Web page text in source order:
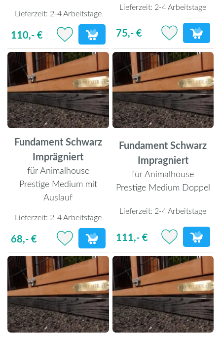
Lieferzeit: 2-4 Arbeitstage
110,- €
Lieferzeit: 2-4 Arbeitstage
75,- €
Fundament Schwarz
Imprägniert
für Animalhouse
Prestige Medium mit
Auslauf
Lieferzeit: 2-4 Arbeitstage
68,- €
Fundament Schwarz
Impragniert
für Animalhouse
Prestige Medium Doppel
Lieferzeit: 2-4 Arbeitstage
111,- €